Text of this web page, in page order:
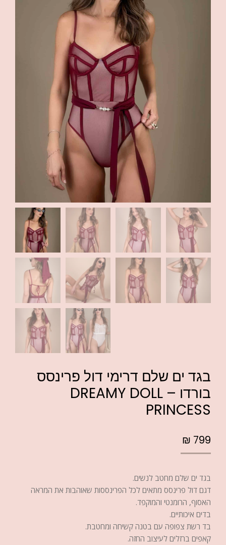
בגד ים שלם דרימי דול פרינסס
בורדו – DREAMY DOLL
PRINCESS
₪ 799
בגד ים שלם מחטב לנשים.
דגם דול פרינסס מתאים לכל הפרינססות שאוהבות את המראה
האסוף, הרומנטי והמוקפד.
בדים איכותיים.
בד רשת צפופה עם בטנה קשיחה ומחטבת.
קאפים ברזלים לעיצוב החזה.